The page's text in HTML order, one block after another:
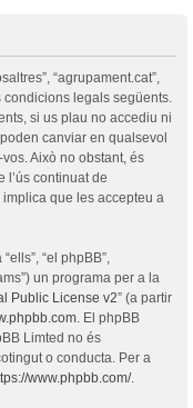
“agrupament.cat”,
condicions legals següents.
si us plau no accediu ni
canviar en qualsevol
Això no obstant, és
l’ús continuat de
que les accepteu a
“el phpBB”,
un programa per a la
Public License v2” (a partir
. El phpBB
Limted no és
o conducta. Per a
www.phpbb.com/.